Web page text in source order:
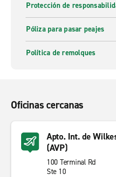
Protección de
Póliza para pasar peajes
Política de remolques
Oficinas cercanas
Apto. Int. de
(AVP)
100 Terminal Rd
Ste 10